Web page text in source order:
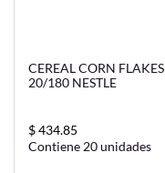
CEREAL CORN FLAKES
20/180 NESTLE
$ 434.85
Contiene 20 unidades